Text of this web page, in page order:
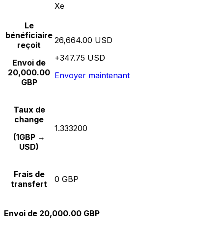
Xe
Le
bénéficiaire
reçoit
Envoi de
20,000.00
GBP
26,664.00 USD
+347.75 USD
Envoyer maintenant
Taux de
change
(1GBP →
USD)
1.333200
Frais de
transfert
0 GBP
Envoi de 20,000.00 GBP